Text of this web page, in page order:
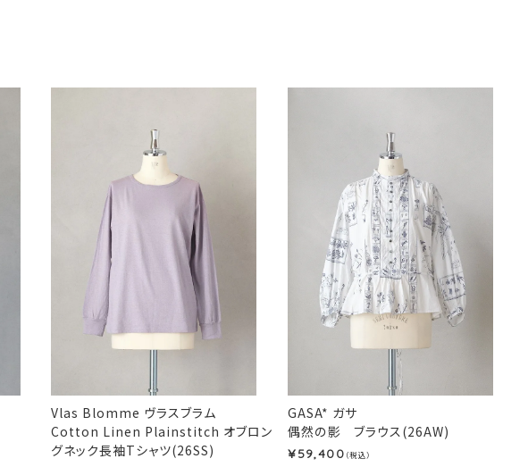
Vlas Blomme ヴラスブラム
Cotton Linen Plainstitch オブロン
グネック長袖Tシャツ(26SS)
GASA* ガサ
偶然の影 ブラウス(26AW)
¥ 59,400 （税込）